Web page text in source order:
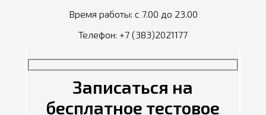
Время работы: с 7.00 до 23.00
Телефон: +7 (383)2021177
Записаться на
бесплатное тестовое